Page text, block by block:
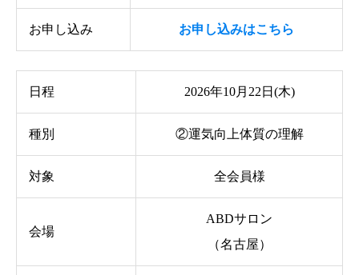
お申し込み お申し込みはこちら
日程 2026年10月22日(木)
種別 ②運気向上体質の理解
対象 全会員様
会場
ABDサロン
（名古屋）